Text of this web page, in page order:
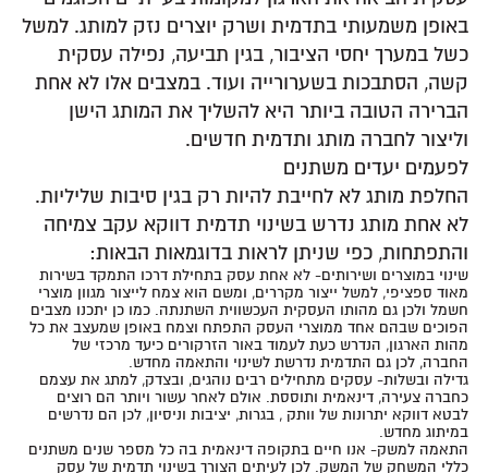
באופן משמעותי בתדמית ושרק יוצרים נזק למותג. למשל
כשל במערך יחסי הציבור, בגין תביעה, נפילה עסקית
קשה, הסתבכות בשערורייה ועוד. במצבים אלו לא אחת
הברירה הטובה ביותר היא להשליך את המותג הישן
וליצור לחברה מותג ותדמית חדשים.
לפעמים יעדים משתנים
החלפת מותג לא לחייבת להיות רק בגין סיבות שליליות.
לא אחת מותג נדרש בשינוי תדמית דווקא עקב צמיחה
והתפתחות, כפי שניתן לראות בדוגמאות הבאות:
שינוי במוצרים ושירותים- לא אחת עסק בתחילת דרכו התמקד בשירות
מאוד ספציפי, למשל ייצור מקררים, ומשם הוא צמח לייצור מגוון מוצרי
חשמל ולכן גם מהותו העסקית העכשווית השתנתה. כמו כן יתכנו מצבים
הפוכים שבהם אחד ממוצרי העסק התפתח וצמח באופן שמעצב את כל
מהות הארגון, הנדרש כעת לעמוד באור הזרקורים כיעד מרכזי של
החברה, לכן גם התדמית נדרשת לשינוי והתאמה מחדש.
גדילה ובשלות- עסקים מתחילים רבים נוהגים, ובצדק, למתג את עצמם
כחברה צעירה, דינאמית ותוססת. אולם לאחר עשור ויותר הם רוצים
לבטא דווקא יתרונות של וותק , בגרות, יציבות וניסיון, לכן הם נדרשים
במיתוג מחדש.
התאמה למשק- אנו חיים בתקופה דינאמית בה כל מספר שנים משתנים
כללי המשחק של המשק. לכן לעיתים הצורך בשינוי תדמית של עסק